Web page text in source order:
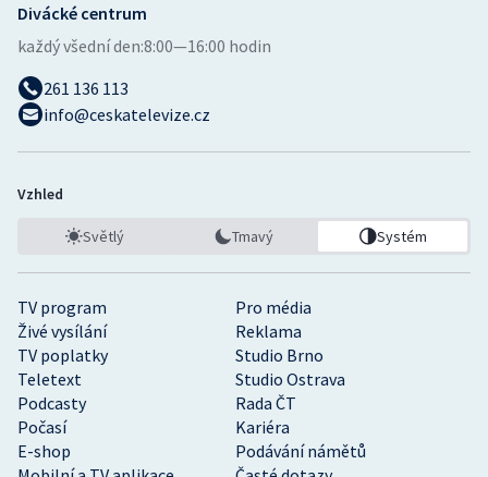
TV program
Pro média
Živé vysílání
Reklama
TV poplatky
Studio Brno
Teletext
Studio Ostrava
Podcasty
Rada ČT
Počasí
Kariéra
E-shop
Podávání námětů
Divácké centrum
každý všední den:8:00—16:00 hodin
261 136 113
info@ceskatelevize.cz
Vzhled
Světlý Tmavý Systém